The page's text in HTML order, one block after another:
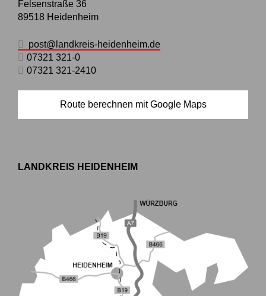
Felsenstraße 36
89518 Heidenheim
post@landkreis-heidenheim.de
07321 321-0
07321 321-2410
Route berechnen mit Google Maps
LANDKREIS HEIDENHEIM